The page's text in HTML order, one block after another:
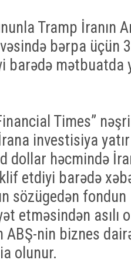
Tramp İranın
bərpa üçün
barədə mətbuatda
Times”
investisiya
dollar həcmində
etdiyi barədə
sözügedən
etməsindən
ABŞ-nin biznes
olunur.